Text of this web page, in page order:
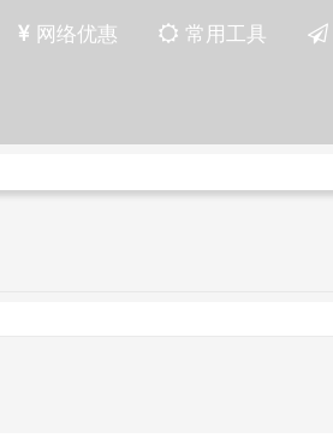
网络优惠 常用工具